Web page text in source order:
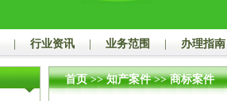
行业资讯 业务范围 办理指南
首页>>知产案件>>商标案件